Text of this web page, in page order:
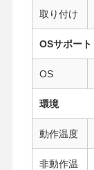
取り付け
OSサポート
OS
環境
動作温度
非動作温